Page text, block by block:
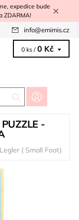
expedice bude
ZDARMA!
info@emimis.cz
0 ks / 0 Kč
-
Legler ( Small Foot)